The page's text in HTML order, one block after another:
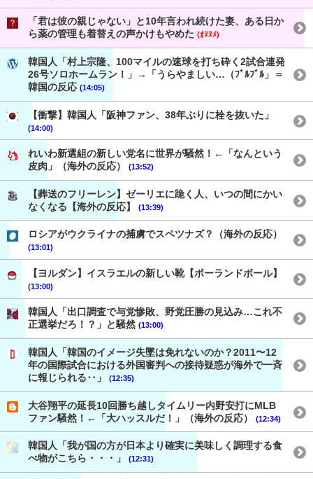
「君は彼の親じゃない」と10年言われ続けた妻、ある日か
ら薬の管理も着替えの声かけもやめた (ｵﾇﾇﾒ)
韓国人「村上宗隆、100マイルの速球を打ち砕く2試合連発
26号ソロホームラン！」→「うらやましい…（ﾌﾞﾙﾌﾞﾙ」＝
韓国の反応 (14:05)
【衝撃】韓国人「阪神ファン、38年ぶりに栓を抜いた」
(14:00)
れいわ新選組の新しい党名に世界が騒然！←「なんという
皮肉」（海外の反応）
(13:52)
【葬送のフリーレン】ゼーリエに跪く人、いつの間にかい
なくなる【海外の反応】
(13:39)
ロシアがウクライナの捕虜でスペツナズ？（海外の反応）
(13:01)
【ヨルダン】イスラエルの新しい靴【ポーランドボール】
(13:00)
韓国人「出口調査で与党惨敗、野党圧勝の見込み…これ不
正選挙だろ！？」と騒然 (13:00)
韓国人「韓国のイメージ失墜は免れないのか？2011〜12
年の国際試合における外国審判への接待疑惑が海外で一斉
に報じられる‥」
(12:35)
大谷翔平の延長10回勝ち越しタイムリー内野安打にMLB
ファン騒然！←「大ハッスルだ！」（海外の反応）
(12:34)
韓国人「我が国の方が日本より確実に美味しく調理する食
べ物がこちら・・・」
(12:31)